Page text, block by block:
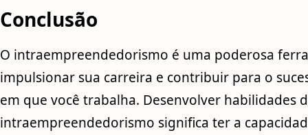
Conclusão
O intraempreendedorismo é uma poderosa
impulsionar sua carreira e contribuir para o
em que você trabalha. Desenvolver habilidades
intraempreendedorismo significa ter a